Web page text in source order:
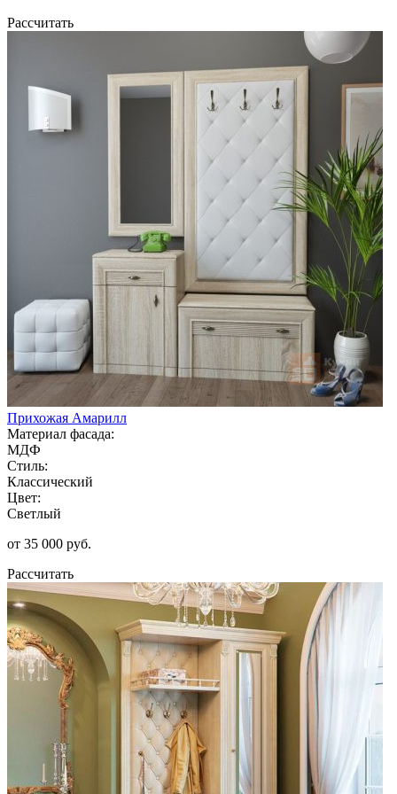
Рассчитать
Прихожая Амарилл
Материал фасада:
МДФ
Стиль:
Классический
Цвет:
Светлый
от 35 000 руб.
Рассчитать